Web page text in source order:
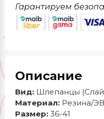
Гарантируем
Описание
Вид: Шлепанцы
Материал: Резина/
Размер: 36-41